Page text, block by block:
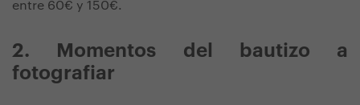
entre 60€ y 150€.
2. Momentos del bautizo a
fotografiar